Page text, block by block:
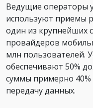
Ведущие операторы
используют приемы
один из крупнейших
провайдеров
млн пользователей.
обеспечивают 50%
суммы примерно
передачу данных.